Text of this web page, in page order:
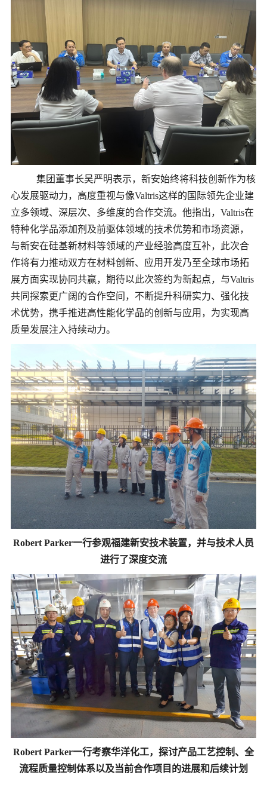
集团 董事长吴严明表示，新安始终将科技创新作为核
心发展驱动力，高度重视与像Valtris这样的国际领先企业建
立多领域、深层次、多维度的合作交流。他指出，Valtris在
特种化学品添加剂及前驱体领域的技术优势和市场资源，
与新安在硅基新材料等领域的产业经验高度互补，此次合
作将有力推动双方在材料创新、应用开发乃至全球市场拓
展方面实现协同共赢，期待以此次签约为新起点，与Valtris
共同探索更广阔的合作空间，不断提升科研实力、强化技
术优势，携手推进高性能化学品的创新与应用，为实现高
质量发展注入持续动力。
Robert Parker一行参观福建新安技术装置，并与技术人员
进行了深度交流
Robert Parker一行考察华洋化工，探讨产品工艺控制、全
流程质量控制体系以及当前合作项目的进展和后续计划